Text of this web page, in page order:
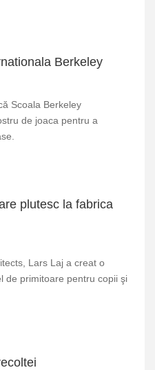
Berkeley
Scoala Berkeley
de joaca pentru a
plutesc la fabrica
Lars Laj a creat o
de primitoare pentru copii şi